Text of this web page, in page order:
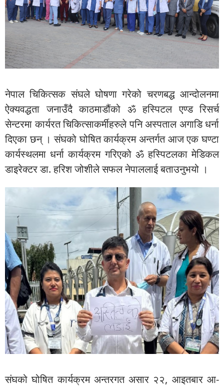
नेपाल चिकित्सक संघले घोषणा गरेको चरणबद्ध आन्दोलनमा
ऐक्यवद्धता जनाउँदै काठमाडौंको ॐ हस्पिटल एण्ड रिसर्च
सेन्टरमा कार्यरत चिकित्साकर्मीहरुले पनि अस्पताल अगाडि धर्ना
दिएका छन् । संघको घोषित कार्यक्रम अन्तर्गत आज एक घण्टा
कार्यस्थलमा धर्ना कार्यक्रम गरिएको ॐ हस्पिटलका मेडिकल
डाइरेक्टर डा. हरिश जोशीले सफल नेपाललाई बताउनुभयो ।
संघको घोषित कार्यक्रम अन्तरगत असार २२, आइतबार आ-